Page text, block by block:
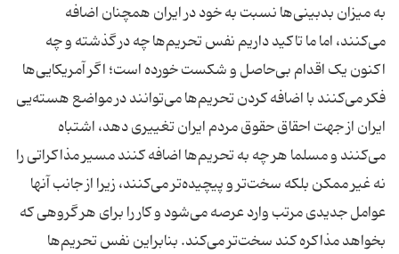
به میزان بدبینی‌ها نسبت به خود در ایران همچنان اضافه
می‌کنند، اما ما تاکید داریم نفس تحریم‌ها چه در گذشته و چه
اکنون یک اقدام بی‌حاصل و شکست خورده است؛ اگر آمریکایی‌ها
فکر می‌کنند با اضافه کردن تحریم‌ها می‌توانند در مواضع هسته‌یی
ایران از جهت احقاق حقوق مردم ایران تغییری دهد، اشتباه
می‌کنند و مسلما هر چه به تحریم‌ها اضافه کنند مسیر مذاکراتی را
نه غیر ممکن بلکه سخت‌تر و پیچیده‌تر می‌کنند، زیرا از جانب آنها
عوامل جدیدی مرتب وارد عرصه می‌شود و کار را برای هر گروهی که
بخواهد مذاکره کند سخت‌تر می‌کند. بنابراین نفس تحریم‌ها